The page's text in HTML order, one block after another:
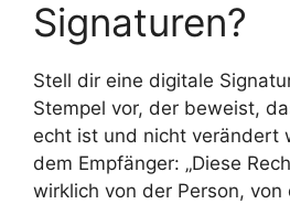
Signaturen?
Stell dir eine digitale
Stempel vor, der beweist,
echt ist und nicht verändert
dem Empfänger: „Diese
wirklich von der Person, von